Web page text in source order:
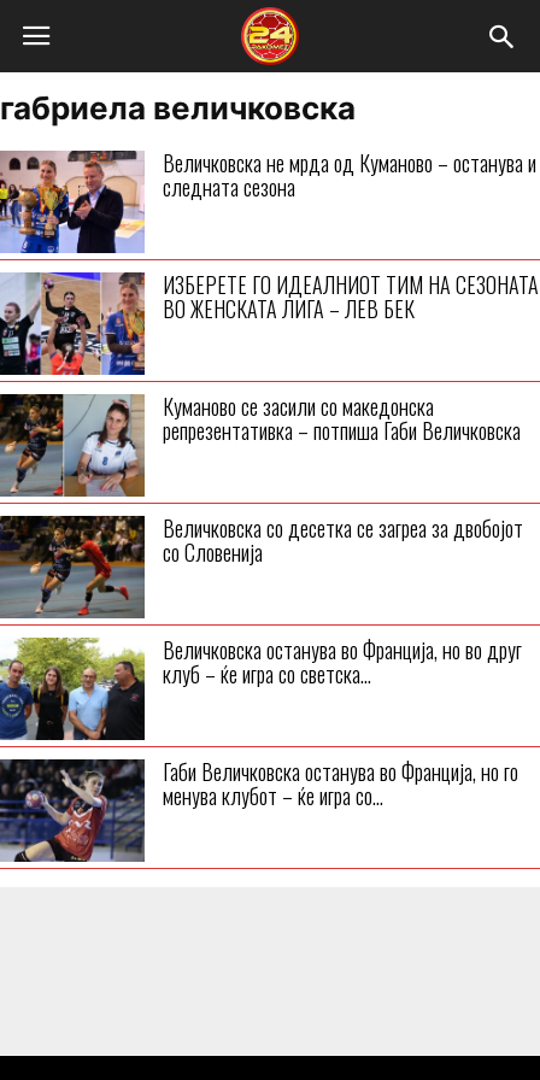
габриела величковска
Величковска не мрда од Куманово – останува и
следната сезона
ИЗБЕРЕТЕ ГО ИДЕАЛНИОТ ТИМ НА СЕЗОНАТА
ВО ЖЕНСКАТА ЛИГА – ЛЕВ БЕК
Куманово се засили со македонска
репрезентативка – потпиша Габи Величковска
Величковска со десетка се загреа за двобојот
со Словенија
Величковска останува во Франција, но во друг
клуб – ќе игра со светска...
Габи Величковска останува во Франција, но го
менува клубот – ќе игра со...